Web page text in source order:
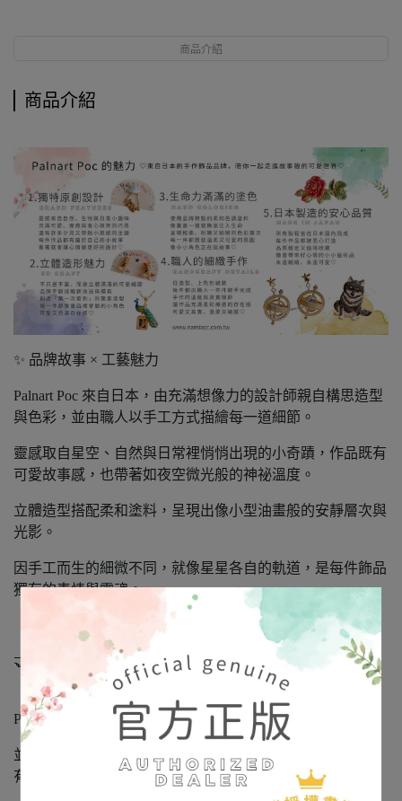
商品介紹
商品介紹
✨ 品牌故事 × 工藝魅力
Palnart Poc 來自日本，由充滿想像力的設計師親自構思造型
與色彩，並由職人以手工方式描繪每一道細節。
靈感取自星空、自然與日常裡悄悄出現的小奇蹟，作品既有
可愛故事感，也帶著如夜空微光般的神祕溫度。
立體造型搭配柔和塗料，呈現出像小型油畫般的安靜層次與
光影。
因手工而生的細微不同，就像星星各自的軌道，是每件飾品
獨有的表情與靈魂。
🤝 正式授權 × 日本進口正品
「娜媄日韓精品」是日本 Broush Superior’s 公司正式授權的
Palnart Poc 日本海外經銷商，
並經銷代理其旗下系列品牌：SUU / 4F / HM。（本賣場皆
有販售，歡迎詢問）